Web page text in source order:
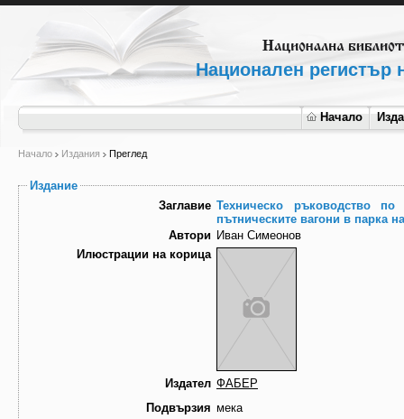
Национален регистър
Начало
Начало Издания Преглед
Издание
Заглавие Техническо ръководство
пътническите вагони в парка
Автори Иван Симеонов
Илюстрации на корица
Издател ФАБЕР
Подвързия мека